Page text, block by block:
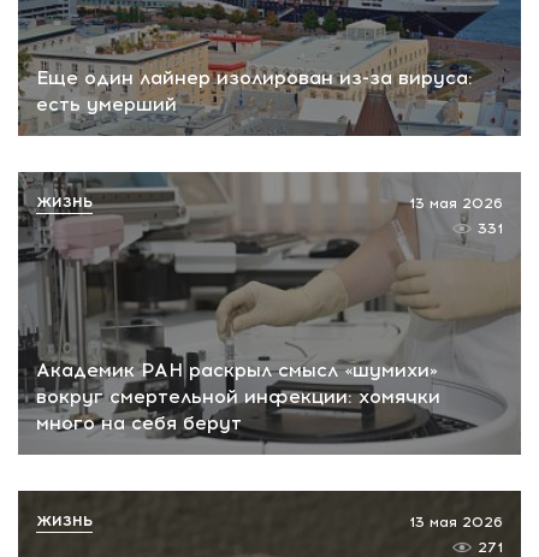
Еще один лайнер изолирован из-за вируса:
есть умерший
Академик РАН раскрыл смысл «шумихи»
вокруг смертельной инфекции: хомячки
много на себя берут
13 мая 2026
331
ЖИЗНЬ
13 мая 2026
271
ЖИЗНЬ